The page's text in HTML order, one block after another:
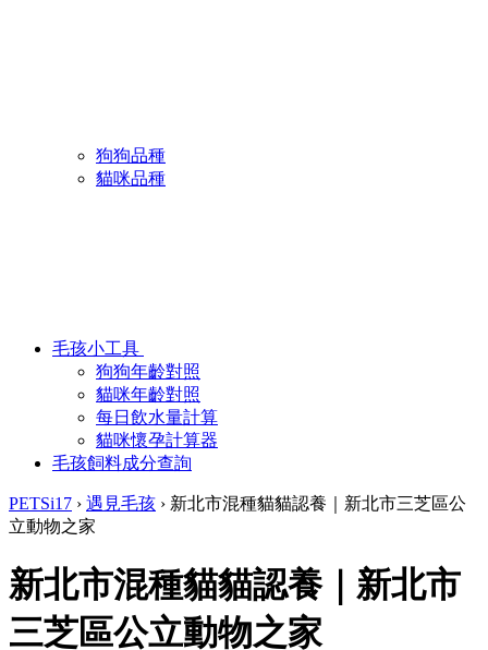
狗狗品種
貓咪品種
毛孩小工具
狗狗年齡對照
貓咪年齡對照
每日飲水量計算
貓咪懷孕計算器
毛孩飼料成分查詢
PETSi17 › 遇見毛孩 › 新北市混種貓貓認養｜新北市三芝區公
立動物之家
新北市混種貓貓認養｜新北市
三芝區公立動物之家